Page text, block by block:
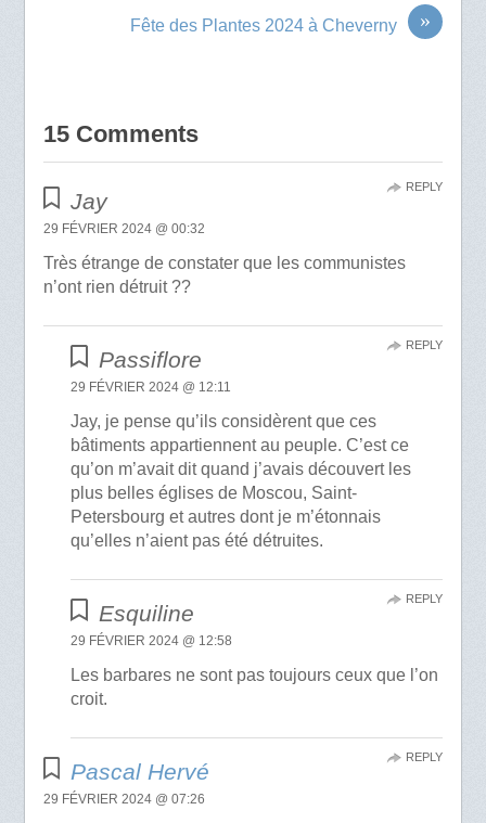
»
Fête des Plantes 2024 à Cheverny
15 Comments
Jay
29 FÉVRIER 2024 @ 00:32
Très étrange de constater que les communistes
n’ont rien détruit ??
REPLY
Passiflore
29 FÉVRIER 2024 @ 12:11
Jay, je pense qu’ils considèrent que ces
bâtiments appartiennent au peuple. C’est ce
qu’on m’avait dit quand j’avais découvert les
plus belles églises de Moscou, Saint-
Petersbourg et autres dont je m’étonnais
qu’elles n’aient pas été détruites.
REPLY
Esquiline
29 FÉVRIER 2024 @ 12:58
Les barbares ne sont pas toujours ceux que l’on
croit.
REPLY
Pascal Hervé
29 FÉVRIER 2024 @ 07:26
REPLY